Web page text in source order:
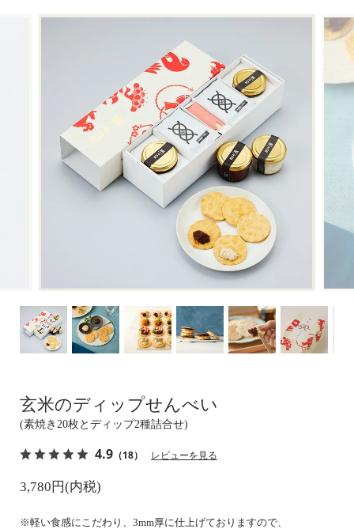
玄米のディップせんべい
(素焼き20枚とディップ2種詰合せ)
4.9 （18） レビューを見る
3,780円(内税)
※軽い食感にこだわり、3mm厚に仕上げておりますので、